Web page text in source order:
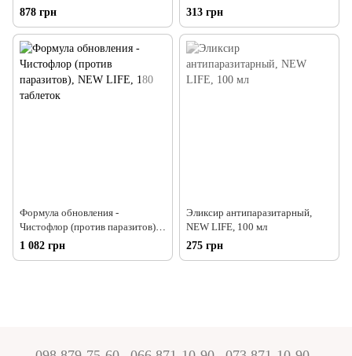
очистки организма от
паразитов), NEW LIFE, 180
таблеток
878 грн
очистки организма от
паразитов), NEW LIFE, 60
таблеток
313 грн
Формула обновления -
Чистофлор (против паразитов),
NEW LIFE, 180 таблеток
1 082 грн
Эликсир антипаразитарный,
NEW LIFE, 100 мл
275 грн